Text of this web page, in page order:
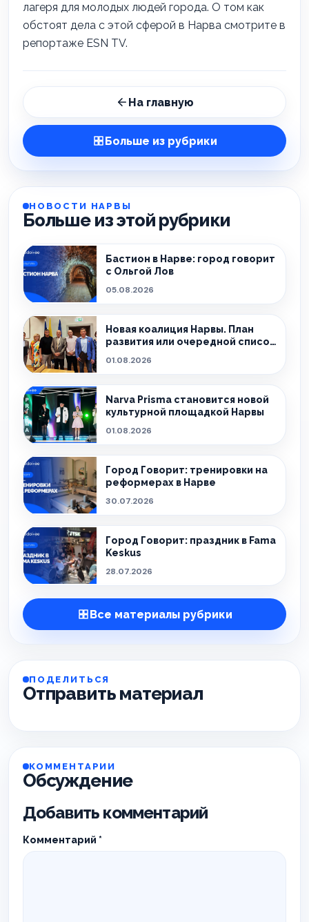
лагеря для молодых людей города. О том как
обстоят дела с этой сферой в Нарва смотрите в
репортаже ESN TV.
На главную
Больше из рубрики
НОВОСТИ НАРВЫ
Больше из этой рубрики
Бастион в Нарве: город говорит
с Ольгой Лов
05.08.2026
Новая коалиция Нарвы. План
развития или очередной список
01.08.2026
Narva Prisma становится новой
культурной площадкой Нарвы
01.08.2026
Город Говорит: тренировки на
реформерах в Нарве
30.07.2026
Город Говорит: праздник в Fama
Keskus
28.07.2026
Все материалы рубрики
ПОДЕЛИТЬСЯ
Отправить материал
КОММЕНТАРИИ
Обсуждение
Добавить комментарий
Комментарий *